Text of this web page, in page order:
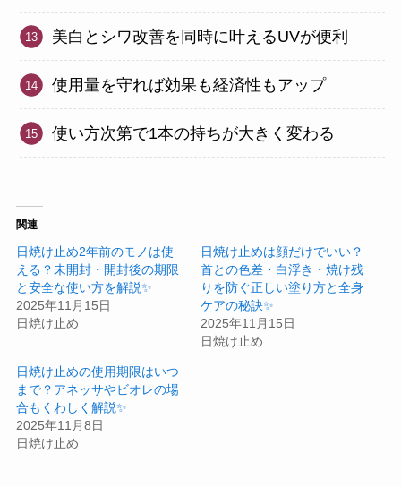
美白とシワ改善を同時に叶えるUVが便利
使用量を守れば効果も経済性もアップ
使い方次第で1本の持ちが大きく変わる
関連
日焼け止め2年前のモノは使
える？未開封・開封後の期限
と安全な使い方を解説✨
2025年11月15日
日焼け止め
日焼け止めは顔だけでいい？
首との色差・白浮き・焼け残
りを防ぐ正しい塗り方と全身
ケアの秘訣✨
2025年11月15日
日焼け止め
日焼け止めの使用期限はいつ
まで？アネッサやビオレの場
合もくわしく解説✨
2025年11月8日
日焼け止め